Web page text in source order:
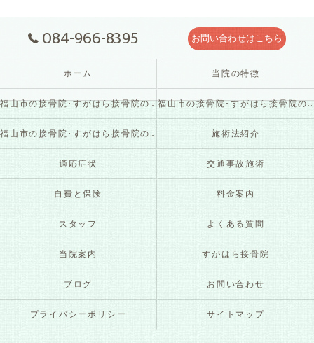
084-966-8395 お問い合わせはこちら
ホーム 当院の特徴
福山市の接骨院･すがはら接骨院の口コミ情報 福山市の接骨院･すがはら接骨院の評判
福山市の接骨院･すがはら接骨院のお客様の声 施術法紹介
適応症状 交通事故施術
自費と保険 料金案内
スタッフ よくある質問
当院案内 すがはら接骨院
ブログ お問い合わせ
プライバシーポリシー サイトマップ